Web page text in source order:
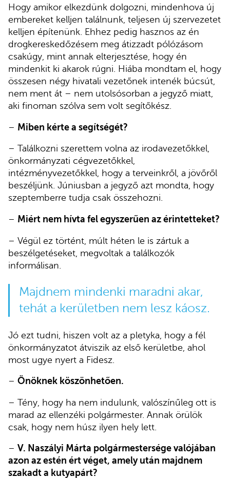
Hogy amikor elkezdünk dolgozni, mindenhova új
embereket kelljen találnunk, teljesen új szervezetet
kelljen építenünk. Ehhez pedig hasznos az én
drogkereskedőzésem meg átizzadt pólózásom
csakúgy, mint annak elterjesztése, hogy én
mindenkit ki akarok rúgni. Hiába mondtam el, hogy
összesen négy hivatali vezetőnek intenék búcsút,
nem ment át – nem utolsósorban a jegyző miatt,
aki finoman szólva sem volt segítőkész.
– Miben kérte a segítségét?
– Találkozni szerettem volna az irodavezetőkkel,
önkormányzati cégvezetőkkel,
intézményvezetőkkel, hogy a terveinkről, a jövőről
beszéljünk. Júniusban a jegyző azt mondta, hogy
szeptemberre tudja csak összehozni.
– Miért nem hívta fel egyszerűen az érintetteket?
– Végül ez történt, múlt héten le is zártuk a
beszélgetéseket, megvoltak a találkozók
informálisan.
Majdnem mindenki maradni akar,
tehát a kerületben nem lesz káosz.
Jó ezt tudni, hiszen volt az a pletyka, hogy a fél
önkormányzatot átviszik az első kerületbe, ahol
most ugye nyert a Fidesz.
– Önöknek köszönhetően.
– Tény, hogy ha nem indulunk, valószínűleg ott is
marad az ellenzéki polgármester. Annak örülök
csak, hogy nem húsz ilyen hely lett.
– V. Naszályi Márta polgármestersége valójában
azon az estén ért véget, amely után majdnem
szakadt a kutyapárt?